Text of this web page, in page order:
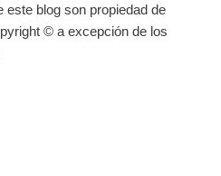
este blog son propiedad de
© a excepción de los